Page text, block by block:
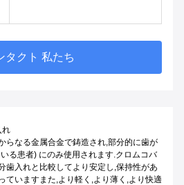
コンタクト 私たち
れ
らなる金属合金で鋳造され,部分的に歯が
る患者) にのみ使用されます.クロムコバ
歯入れと比較してより安定し,保持性があ
ていますまた,より軽く,より薄く,より快適